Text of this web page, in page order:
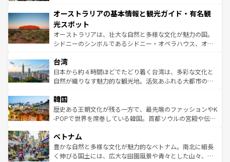
部のニューオーリンズでは、音楽と美食が融合した独特の
文化が魅力。旅行者はアメリカの各地域で異なる魅力を楽
しみながら、その多様性と豊かな歴史を感じることができ
るだろう。車でのロードトリップや列車の旅も、アメリカ
情報は
ワイ島は見逃せない。また、定番の観光地といえばオアフ
島だが、静かな自然を求めるならマウイ島やカウアイ島が
おすすめ。エメラルドグリーンに輝く海をはじめ、豊かな
文化や歴史が息づいている。「アロハスピリット」と呼ば
人々、おいしいローカルフードやハワイアンミュージッ
ク、伝統的なフラダンスなど、すべてがハワイの魅力を彩
っている。訪れるたびに新しい発見と感動が待っているハ
はコンテンツ一覧
オーストラリアの基本情報と観光ガイド・有名観
光スポット
オーストラリアは、壮大な自然と多様な文化が魅力の国。
シドニーのシンボルであるシドニー・オペラハウス、オー
リアリーフや大陸中央部にそびえるウルル（エアーズロッ
ク）、タスマニアの美しい原生林やケアンズの熱帯雨林な
ど、見どころがたくさん。また、カフェやワイン、オージ
いる。アクティビティも充実しており、サーフィンやダイ
ビング、ハイキングなど、アウトドア好きにはたまらな
い。オーストラリアの多彩な魅力を存分に味わいつくそ
参照してほしい。
台湾
日本から約４時間ほどでたどり着く台湾は、多彩な文化と
自然が織りなす魅力的な観光地。活気あふれる大都市の台
ン）、静ひつな山岳地帯である台湾東部など、都市の喧騒
と山間の静けさが共存しており、訪れる人に新しい発見と
驚きをもたらしてくれる。また、奥深い台湾の食文化も魅
容にもいいと評判のスイーツなど、バラエティ豊かな料理
が味わえる。 なお、新着の台湾情報は コンテンツ一覧を参
照してほしい。
韓国
歴史ある王朝文化が残る一方で、最先端のファッションやK
-POPで世界を席巻している韓国。首都ソウルの宮殿や伝統
き、地方に足を延ばせば四季折々の自然美を楽しむことが
できる。そして、キムチや焼肉、絶品のストリートフード
まで、さまざまな韓国料理が待っている。夜には、韓国な
ベトナム
豊かな自然と多様な文化が魅力的なベトナム。南北に細長
く伸びる国土には、広大な田園風景や青々とした山々、世